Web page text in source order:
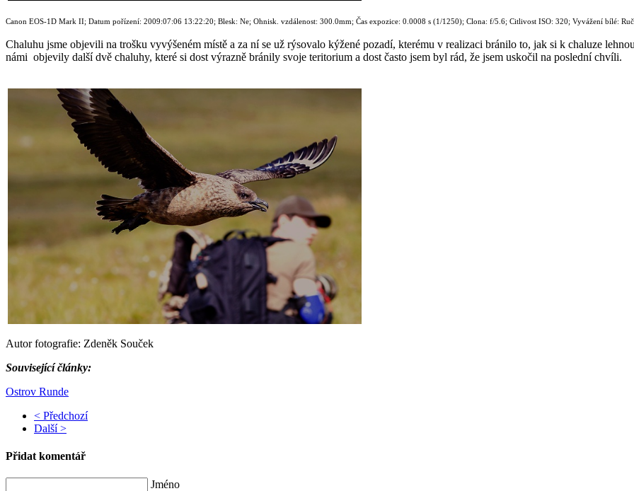
Canon EOS-1D Mark II; Datum pořízení: 2009:07:06 13:22:20; Blesk: Ne; Ohnisk. vzdálenost: 300.0mm; Čas expozice: 0.0008 s (1/1250); Clona: f/5.6; Citlivost ISO: 320; Vyvážení bílé:
Chaluhu jsme objevili na trošku vyvýšeném místě a za ní se už rýsovalo kýžené pozadí, kterému v realizaci bránilo to, jak si k chaluze
námi objevily další dvě chaluhy, které si dost výrazně bránily svoje teritorium a dost často jsem byl rád, že jsem uskočil na poslední chvíli.
Autor fotografie: Zdeněk Souček
Související články:
Ostrov Runde
< Předchozí
Další >
Přidat komentář
Jméno